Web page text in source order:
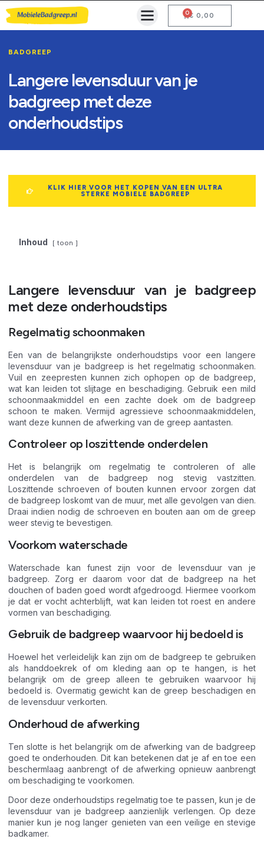
€ 0,00
0
BADGREEP
Langere levensduur van je
badgreep met deze
onderhoudstips
KLIK HIER VOOR HET KOPEN VAN EEN ULTRA
STERKE MOBIELE BADGREEP
Inhoud toon
Langere levensduur van je badgreep
met deze onderhoudstips
Regelmatig schoonmaken
Een van de belangrijkste onderhoudstips voor een langere
levensduur van je badgreep is het regelmatig schoonmaken.
Vuil en zeepresten kunnen zich ophopen op de badgreep,
wat kan leiden tot slijtage en beschadiging. Gebruik een mild
schoonmaakmiddel en een zachte doek om de badgreep
schoon te maken. Vermijd agressieve schoonmaakmiddelen,
want deze kunnen de afwerking van de greep aantasten.
Controleer op loszittende onderdelen
Het is belangrijk om regelmatig te controleren of alle
onderdelen van de badgreep nog stevig vastzitten.
Loszittende schroeven of bouten kunnen ervoor zorgen dat
de badgreep loskomt van de muur, met alle gevolgen van dien.
Draai indien nodig de schroeven en bouten aan om de greep
weer stevig te bevestigen.
Voorkom waterschade
Waterschade kan funest zijn voor de levensduur van je
badgreep. Zorg er daarom voor dat de badgreep na het
douchen of baden goed wordt afgedroogd. Hiermee voorkom
je dat er vocht achterblijft, wat kan leiden tot roest en andere
vormen van beschadiging.
Gebruik de badgreep waarvoor hij bedoeld is
Hoewel het verleidelijk kan zijn om de badgreep te gebruiken
als handdoekrek of om kleding aan op te hangen, is het
belangrijk om de greep alleen te gebruiken waarvoor hij
bedoeld is. Overmatig gewicht kan de greep beschadigen en
de levensduur verkorten.
Onderhoud de afwerking
Ten slotte is het belangrijk om de afwerking van de badgreep
goed te onderhouden. Dit kan betekenen dat je af en toe een
beschermlaag aanbrengt of de afwerking opnieuw aanbrengt
om beschadiging te voorkomen.
Door deze onderhoudstips regelmatig toe te passen, kun je de
levensduur van je badgreep aanzienlijk verlengen. Op deze
manier kun je nog langer genieten van een veilige en stevige
badkamer.